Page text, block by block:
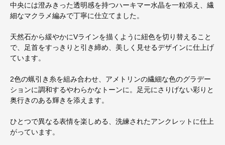
中央には澄みきった透明感を持つハーキマー水晶を一粒添え、繊
細なマクラメ編みで丁寧に仕立てました。
天然石から緩やかにVラインを描くように紐色を切り替えること
で、足首をすっきりと引き締め、美しく見せるデザインに仕上げ
ています。
2色の蝋引き糸を組み合わせ、アメトリンの繊細な色のグラデー
ションに調和するやわらかなトーンに。足元にさりげない彩りと
奥行きのある輝きを添えます。
ひとつで異なる表情を楽しめる、洗練されたアンクレットに仕上
がっています。